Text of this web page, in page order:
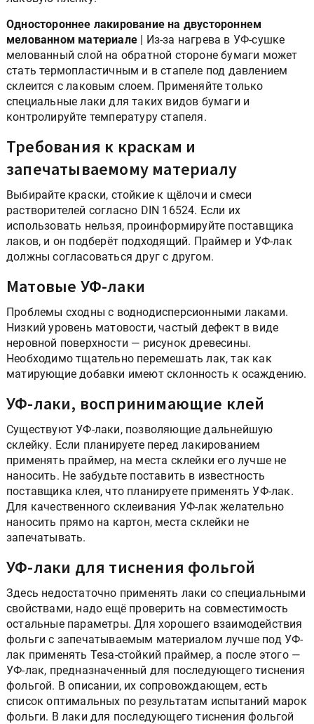
Одностороннее лакирование на двустороннем
мелованном материале | Из-за нагрева в УФ-сушке
мелованный слой на обратной стороне бумаги может
стать термопластичным и в стапеле под давлением
склеится с лаковым слоем. Применяйте только
специальные лаки для таких видов бумаги и
контролируйте температуру стапеля.
Требования к краскам и
запечатываемому материалу
Выбирайте краски, стойкие к щёлочи и смеси
растворителей согласно DIN 16524. Если их
использовать нельзя, проинформируйте поставщика
лаков, и он подберёт подходящий. Праймер и УФ-лак
должны согласоваться друг с другом.
Матовые УФ-лаки
Проблемы сходны с воднодисперсионными лаками.
Низкий уровень матовости, частый дефект в виде
неровной поверхности — рисунок древесины.
Необходимо тщательно перемешать лак, так как
матирующие добавки имеют склонность к осаждению.
УФ-лаки, воспринимающие клей
Существуют УФ-лаки, позволяющие дальнейшую
склейку. Если планируете перед лакированием
применять праймер, на места склейки его лучше не
наносить. Не забудьте поставить в известность
поставщика клея, что планируете применять УФ-лак.
Для качественного склеивания УФ-лак желательно
наносить прямо на картон, места склейки не
запечатывать.
УФ-лаки для тиснения фольгой
Здесь недостаточно применять лаки со специальными
свойствами, надо ещё проверить на совместимость
остальные параметры. Для хорошего взаимодействия
фольги с запечатываемым материалом лучше под УФ-
лак применять Tesa-стойкий праймер, а после этого —
УФ-лак, предназначенный для последующего тиснения
фольгой. В описании, их сопровождающем, есть
список оптимальных по результатам испытаний марок
фольги. В лаки для последующего тиснения фольгой